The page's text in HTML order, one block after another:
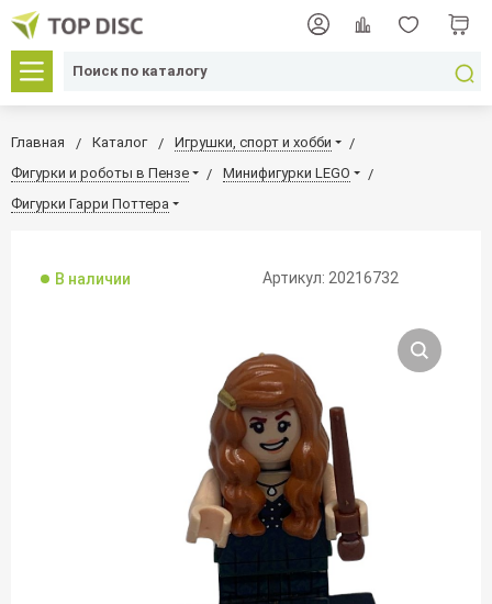
Главная Каталог
Игрушки, спорт и хобби
Фигурки и роботы в Пензе
Минифигурки LEGO
Фигурки Гарри Поттера
В наличии Артикул: 20216732